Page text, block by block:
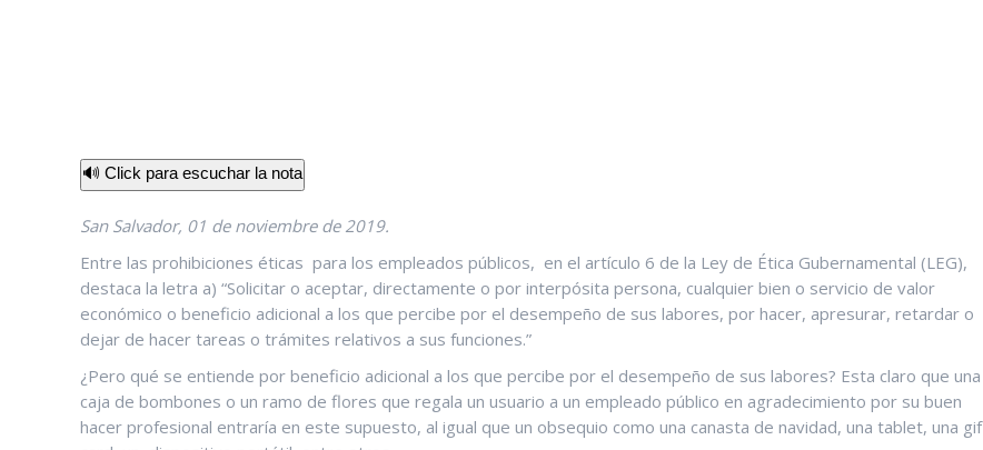
🔊 Click para escuchar la nota
San Salvador, 01 de noviembre de 2019.
Entre las prohibiciones éticas para los empleados públicos, en el artículo 6 de la Ley de Ética Gubernamental (LEG),
destaca la letra a) “Solicitar o aceptar, directamente o por interpósita persona, cualquier bien o servicio de valor
económico o beneficio adicional a los que percibe por el desempeño de sus labores, por hacer, apresurar, retardar o
dejar de hacer tareas o trámites relativos a sus funciones.”
¿Pero qué se entiende por beneficio adicional a los que percibe por el desempeño de sus labores? Esta claro que una
caja de bombones o un ramo de flores que regala un usuario a un empleado público en agradecimiento por su buen
hacer profesional entraría en este supuesto, al igual que un obsequio como una canasta de navidad, una tablet, una gif